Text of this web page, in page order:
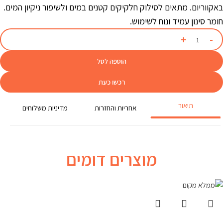
באקווריום. מתאים לסילוק חלקיקים קטנים במים ולשיפור ניקיון המים.
חומר סינון עמיד ונוח לשימוש.
הוספה לסל
רכשו כעת
תיאור אחריות והחזרות מדיניות משלוחים
מוצרים דומים